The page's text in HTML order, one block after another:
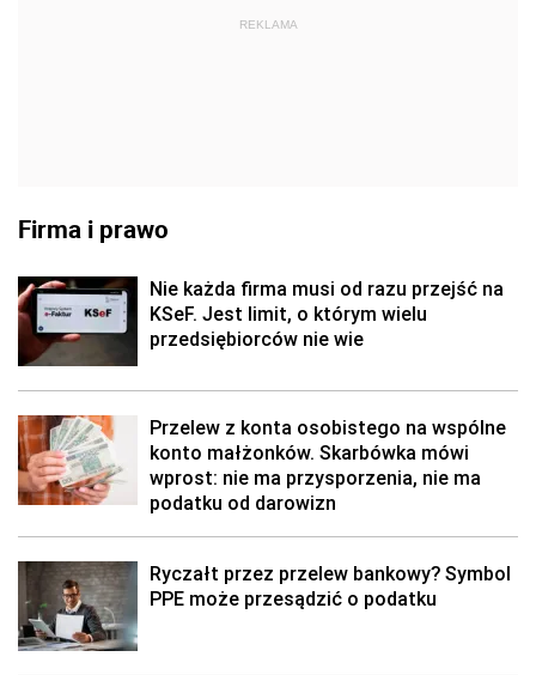
REKLAMA
Firma i prawo
Nie każda firma musi od razu przejść na
KSeF. Jest limit, o którym wielu
przedsiębiorców nie wie
Przelew z konta osobistego na wspólne
konto małżonków. Skarbówka mówi
wprost: nie ma przysporzenia, nie ma
podatku od darowizn
Ryczałt przez przelew bankowy? Symbol
PPE może przesądzić o podatku